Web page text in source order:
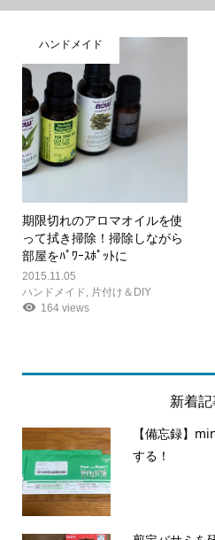
ハンドメイド
期限切れのアロマオイルを使
って拭き掃除！掃除しながら
部屋をﾊﾟﾜｰｽﾎﾟｯﾄに
2015.11.05
ハンドメイド
片付け＆DIY
164 views
新着
【備忘録】
する！